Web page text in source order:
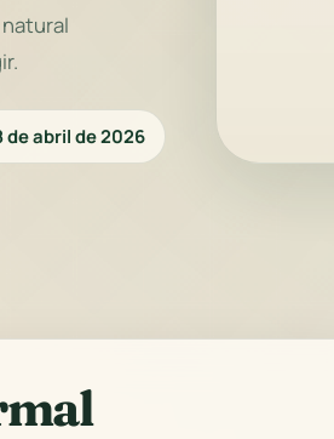
de abril de 2026